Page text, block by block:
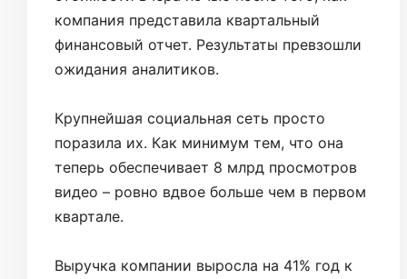
компания представила квартальный
финансовый отчет. Результаты превзошли
ожидания аналитиков.
Крупнейшая социальная сеть просто
поразила их. Как минимум тем, что она
теперь обеспечивает 8 млрд просмотров
видео – ровно вдвое больше чем в первом
квартале.
Выручка компании выросла на 41% год к